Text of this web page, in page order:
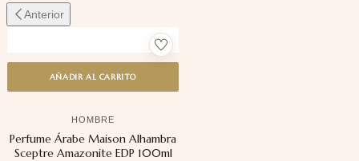
Anterior
AÑADIR AL CARRITO
HOMBRE
Perfume Árabe Maison Alhambra
Sceptre Amazonite EDP 100ml